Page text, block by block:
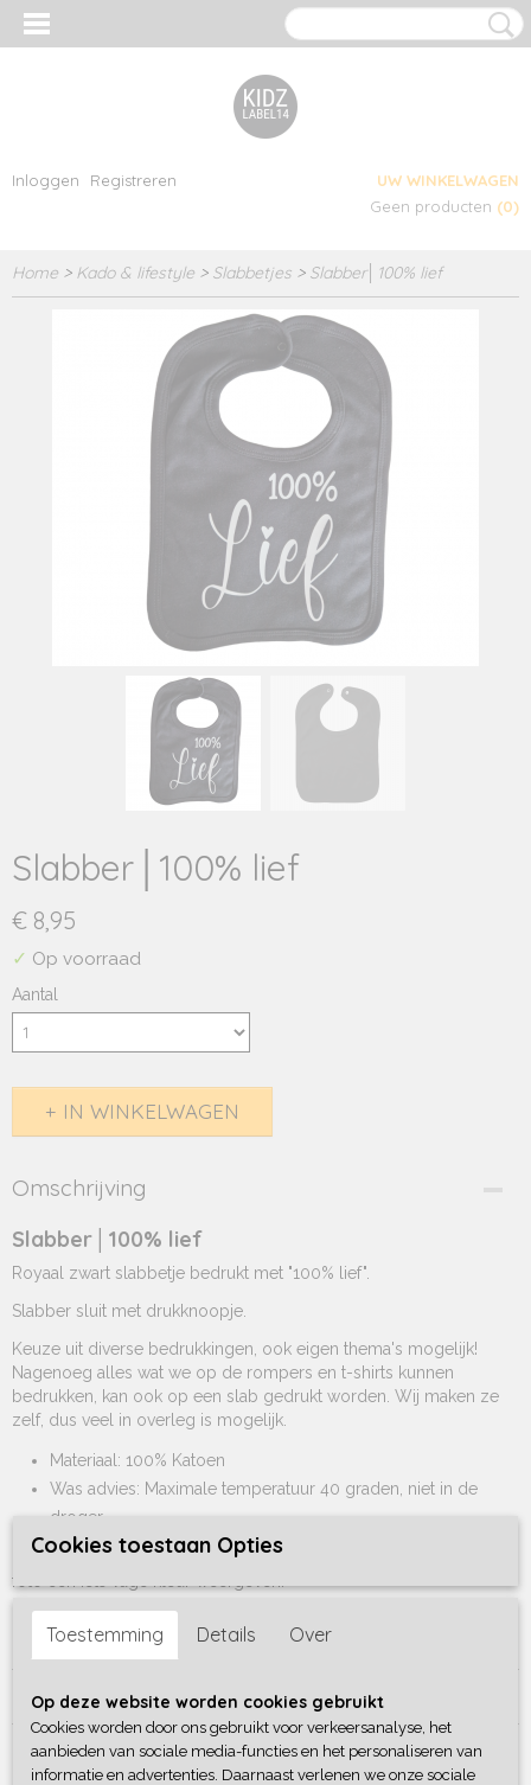
Inloggen Registreren
UW WINKELWAGEN
Geen producten (0)
Home > Kado & lifestyle > Slabbetjes > Slabber│100% lief
Slabber│100% lief
€ 8,95
✓ Op voorraad
Aantal
IN WINKELWAGEN
Omschrijving
Slabber│100% lief
Royaal zwart slabbetje bedrukt met "100% lief".
Slabber sluit met drukknoopje.
Keuze uit diverse bedrukkingen, ook eigen thema's mogelijk!
Nagenoeg alles wat we op de rompers en t-shirts kunnen
bedrukken, kan ook op een slab gedrukt worden. Wij maken ze
zelf, dus veel in overleg is mogelijk.
Materiaal: 100% Katoen
Was advies: Maximale temperatuur 40 graden, niet in de
droger.
Deze zwarte slabber is diep zwart, door overbelichting kan de
foto een iets vage kleur weergeven.
gecertificeerd
Reacties
Save
Cookies toestaan Opties
Toestemming Details Over
Op deze website worden cookies gebruikt
Cookies worden door ons gebruikt voor verkeersanalyse, het
aanbieden van sociale media-functies en het personaliseren van
informatie en advertenties. Daarnaast verlenen we onze sociale